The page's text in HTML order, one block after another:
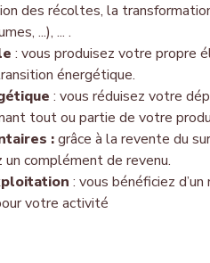
des récoltes, la
...), ... .
: vous produisez votre propre
énergétique.
: vous réduisez votre
tout ou partie de votre
:grâce à la revente du
complément de revenu.
: vous bénéficiez d’un
votre activité